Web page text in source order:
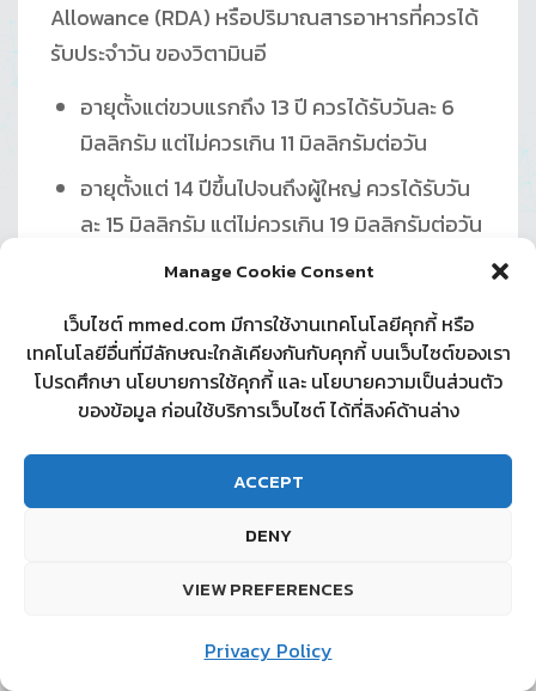
Manage Cookie Consent
เว็บไซต์ mmed.com มีการใช้งานเทคโนโลยีคุกกี้ หรือ
เทคโนโลยีอื่นที่มีลักษณะใกล้เคียงกันกับคุกกี้ บนเว็บไซต์ของเรา
โปรดศึกษา นโยบายการใช้คุกกี้ และ นโยบายความเป็นส่วนตัว
ของข้อมูล ก่อนใช้บริการเว็บไซต์ ได้ที่ลิงค์ด้านล่าง
ACCEPT
DENY
VIEW PREFERENCES
Privacy Policy
Allowance (RDA) หรือปริมาณสารอาหารที่ควรได้
รับประจําวัน ของวิตามินอี
อายุตั้งแต่ขวบแรกถึง 13 ปี ควรได้รับวันละ 6
มิลลิกรัม แต่ไม่ควรเกิน 11 มิลลิกรัมต่อวัน
อายุตั้งแต่ 14 ปีขึ้นไปจนถึงผู้ใหญ่ ควรได้รับวัน
ละ 15 มิลลิกรัม แต่ไม่ควรเกิน 19 มิลลิกรัมต่อวัน
หน้าที่ของวิตามินอี
เป็นสารต้านอนุมูลอิสระทำหน้าที่ป้องกันความ
เสียของเซลล์
ป้องกันการเกิดออกซิเดชันของสารในกลุ่มไขมัน
สามารถช่วยเพิ่มประสิทธิภาพการทำงานของ
วิตามินเอได้ดียิ่งขึ้น
เป็นยาต้านการแข็งตัวของเลือดและเป็นยาขยาย
รักษาสมดุลของร่างกายกระตุ้นกลไกป้องกัน